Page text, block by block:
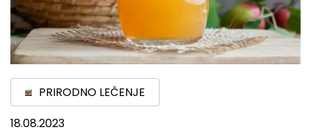
PRIRODNO LEČENJE
18.08.2023